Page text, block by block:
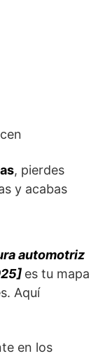
, pierdes
y acabas
automotriz
es tu mapa
Aquí
en los